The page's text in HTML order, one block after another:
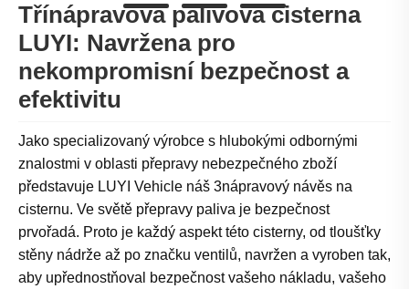
Třínápravová palivová cisterna
LUYI: Navržena pro
nekompromisní bezpečnost a
efektivitu
Jako specializovaný výrobce s hlubokými odbornými
znalostmi v oblasti přepravy nebezpečného zboží
představuje LUYI Vehicle náš 3nápravový návěs na
cisternu. Ve světě přepravy paliva je bezpečnost
prvořadá. Proto je každý aspekt této cisterny, od tloušťky
stěny nádrže až po značku ventilů, navržen a vyroben tak,
aby upřednostňoval bezpečnost vašeho nákladu, vašeho